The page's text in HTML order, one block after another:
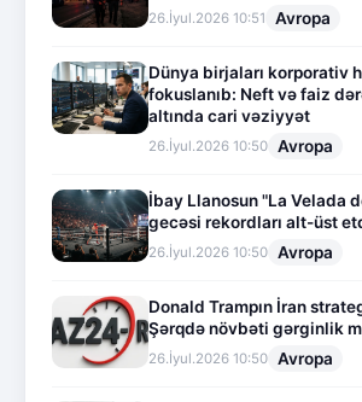
26.İyul.2026 10:51 Avropa
Dünya birjaları korporativ
fokuslanıb: Neft və faiz
altında cari vəziyyət
26.İyul.2026 10:50 Avropa
İbay Llanosun "La Velada
gecəsi rekordları alt-üst
26.İyul.2026 10:50 Avropa
Donald Trampın İran
Şərqdə növbəti gərginlik
26.İyul.2026 10:50 Avropa